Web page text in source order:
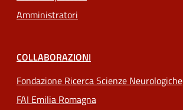
Amministratori
COLLABORAZIONI
Fondazione Ricerca Scienze Neurologiche
FAI Emilia Romagna